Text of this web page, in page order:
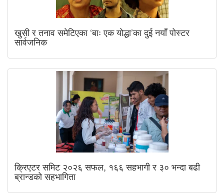
खुसी र तनाव समेटिएका ‘बाः एक योद्धा’का दुई नयाँ पोस्टर
सार्वजनिक
क्रिएटर समिट २०२६ सफल, १६६ सहभागी र ३० भन्दा बढी
ब्रान्डको सहभागिता